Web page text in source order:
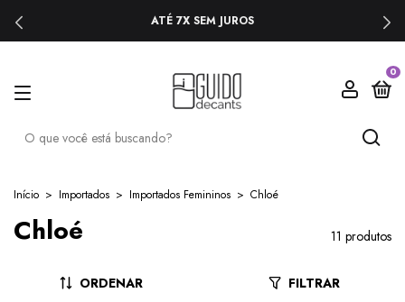
ATÉ 7X SEM JUROS
0
Início > Importados > Importados Femininos > Chloé
Chloé 11 produtos
ORDENAR FILTRAR